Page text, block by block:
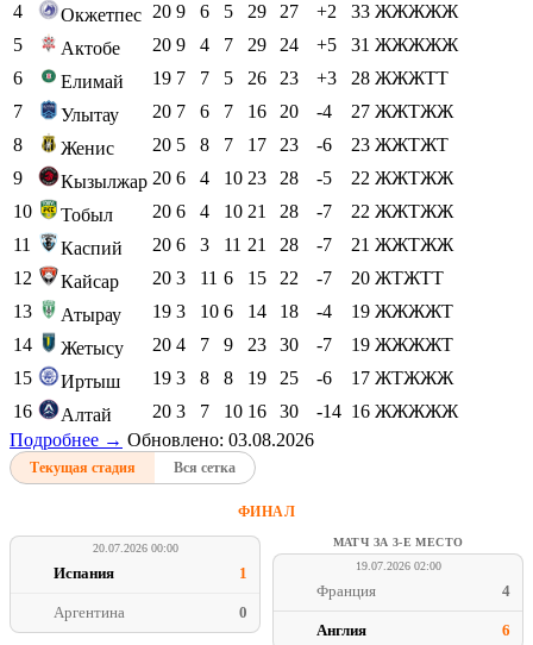
4
Окжетпес 20 9 6 5 29 27 +2 33 ЖЖЖЖЖ
5
Актобе 20 9 4 7 29 24 +5 31 ЖЖЖЖЖ
6
Елимай 19 7 7 5 26 23 +3 28 ЖЖЖТТ
7
Улытау 20 7 6 7 16 20 -4 27 ЖЖТЖЖ
8
Женис 20 5 8 7 17 23 -6 23 ЖЖТЖТ
9
Кызылжар 20 6 4 10 23 28 -5 22 ЖЖТЖЖ
10
Тобыл 20 6 4 10 21 28 -7 22 ЖЖТЖЖ
11
Каспий 20 6 3 11 21 28 -7 21 ЖЖТЖЖ
12
Кайсар 20 3 11 6 15 22 -7 20 ЖТЖТТ
13
Атырау 19 3 10 6 14 18 -4 19 ЖЖЖЖТ
14
Жетысу 20 4 7 9 23 30 -7 19 ЖЖЖЖТ
15
Иртыш 19 3 8 8 19 25 -6 17 ЖТЖЖЖ
16
Алтай 20 3 7 10 16 30 -14 16 ЖЖЖЖЖ
Подробнее → Обновлено: 03.08.2026
Текущая стадия Вся сетка
ФИНАЛ
20.07.2026 00:00
Испания 1
Аргентина 0
МАТЧ ЗА 3-Е МЕСТО
19.07.2026 02:00
Франция 4
Англия 6